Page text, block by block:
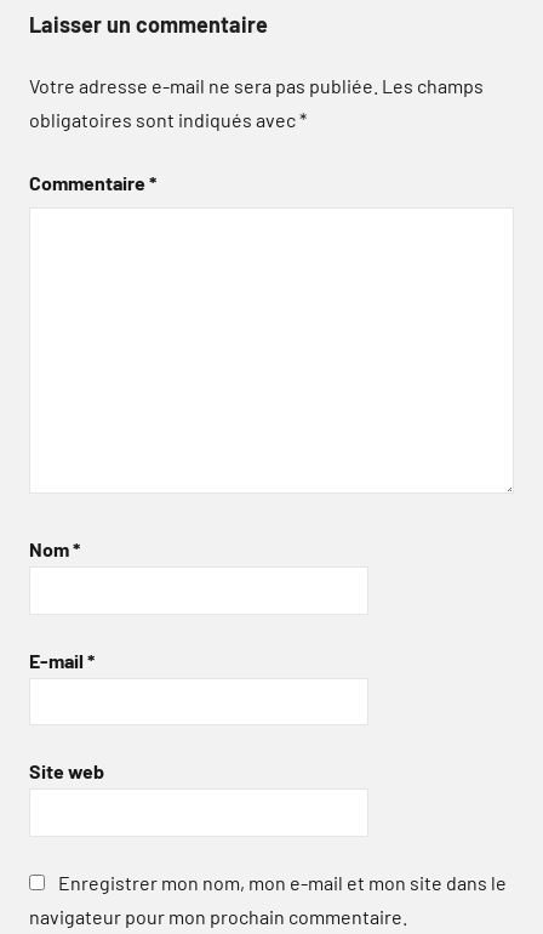
Laisser un commentaire
Votre adresse e-mail ne sera pas publiée. Les champs
obligatoires sont indiqués avec*
Commentaire*
Nom*
E-mail *
Site web
Enregistrer mon nom, mon e-mail et mon site dans le
navigateur pour mon prochain commentaire.